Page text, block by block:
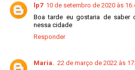
lp7 10 de setembro de 2020 às
Boa tarde eu gostaria de saber
nessa cidade
Responder
Maria. 22 de março de 2022 às